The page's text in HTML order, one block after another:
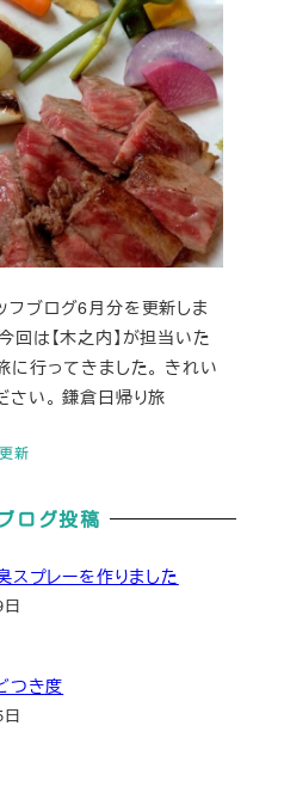
新
ブログ6月分を更新しま
回は【木之内】が担当いた
に行ってきました。 きれい
さい。 鎌倉日帰り旅
ログ投稿
スプレーを作りました
つき度